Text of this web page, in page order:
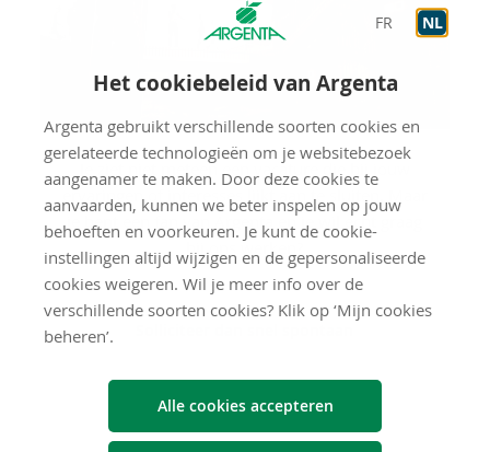
FR NL
Het cookiebeleid van Argenta
Argenta gebruikt verschillende soorten cookies en
gerelateerde technologieën om je websitebezoek
aangenamer te maken. Door deze cookies te
aanvaarden, kunnen we beter inspelen op jouw
behoeften en voorkeuren. Je kunt de cookie-
instellingen altijd wijzigen en de gepersonaliseerde
cookies weigeren. Wil je meer info over de
verschillende soorten cookies? Klik op ‘Mijn cookies
beheren’.
Alle cookies accepteren
Je ziet niet meteen een vacature die bij jouw
ervaringen of interesses lijkt aan te sluiten. Maar
je bent een fan van Argenta en je wil echt graag
bij ons werken?